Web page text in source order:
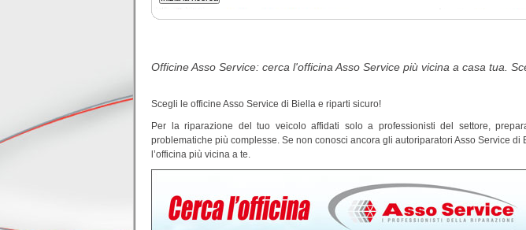
Officine Asso Service: cerca l'officina Asso Service più vicina a casa tua.
Scegli le officine Asso Service di Biella e riparti sicuro!
Per la riparazione del tuo veicolo affidati solo a professionisti del settore,
problematiche più complesse. Se non conosci ancora gli autoriparatori Asso Service di
l’officina più vicina a te.